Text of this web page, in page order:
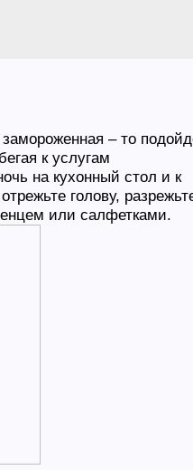
– то
к услугам
на кухонный стол и к
голову,
или салфетками.